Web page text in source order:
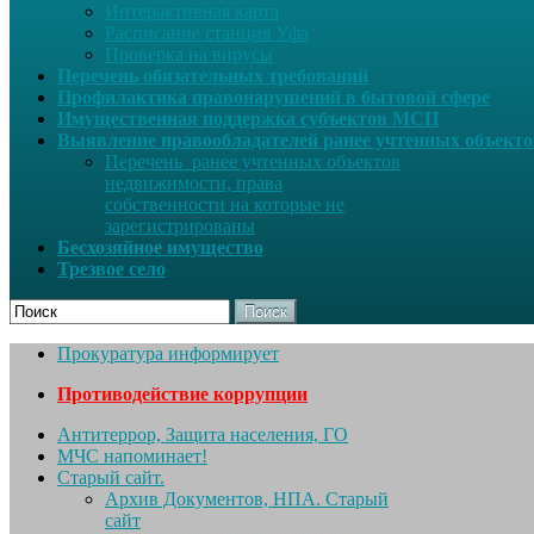
Интерактивная карта
Расписание станция Уфа
Проверка на вирусы
Перечень обязательных требований
Профилактика правонарушений в бытовой сфере
Имущественная поддержка субъектов МСП
Выявление правообладателей ранее учтенных
Перечень ранее учтенных объектов
недвижимости, права
собственности на которые не
зарегистрированы
Бесхозяйное имущество
Трезвое село
Поиск
Прокуратура информирует
Противодействие коррупции
Антитеррор, Защита населения, ГО
МЧС напоминает!
Старый сайт.
Архив Документов, НПА. Старый
сайт